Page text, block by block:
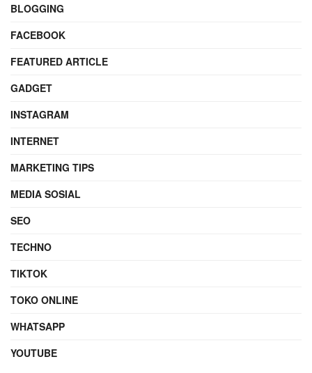
BLOGGING
FACEBOOK
FEATURED ARTICLE
GADGET
INSTAGRAM
INTERNET
MARKETING TIPS
MEDIA SOSIAL
SEO
TECHNO
TIKTOK
TOKO ONLINE
WHATSAPP
YOUTUBE